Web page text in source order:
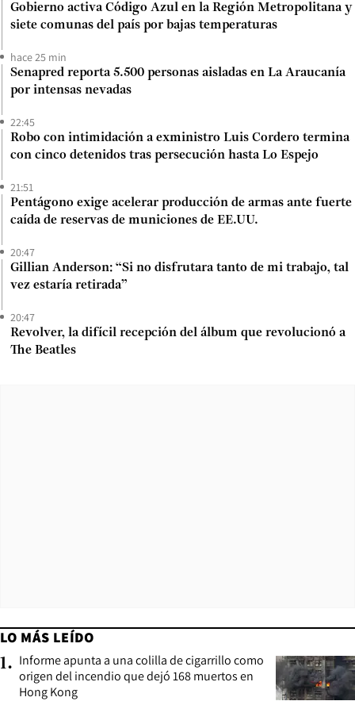
Gobierno activa Código Azul en la Región Metropolitana y
siete comunas del país por bajas temperaturas
hace 25 min
Senapred reporta 5.500 personas aisladas en La Araucanía
por intensas nevadas
22:45
Robo con intimidación a exministro Luis Cordero termina
con cinco detenidos tras persecución hasta Lo Espejo
21:51
Pentágono exige acelerar producción de armas ante fuerte
caída de reservas de municiones de EE.UU.
20:47
Gillian Anderson: “Si no disfrutara tanto de mi trabajo, tal
vez estaría retirada”
20:47
Revolver, la difícil recepción del álbum que revolucionó a
The Beatles
LO MÁS LEÍDO
1. Informe apunta a una colilla de cigarrillo como
origen del incendio que dejó 168 muertos en
Hong Kong